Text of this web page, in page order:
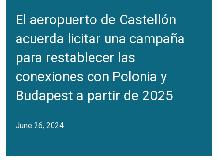
El aeropuerto de Castellón
acuerda licitar una campaña
para restablecer las
conexiones con Polonia y
Budapest a partir de 2025
June 26, 2024